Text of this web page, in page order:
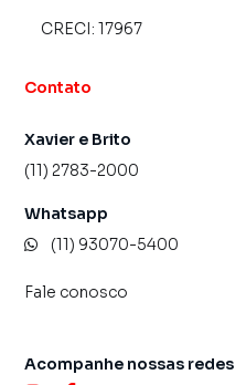
CRECI: 17967
Contato
Xavier e Brito
(11) 2783-2000
Whatsapp
(11) 93070-5400
Fale conosco
Acompanhe nossas redes